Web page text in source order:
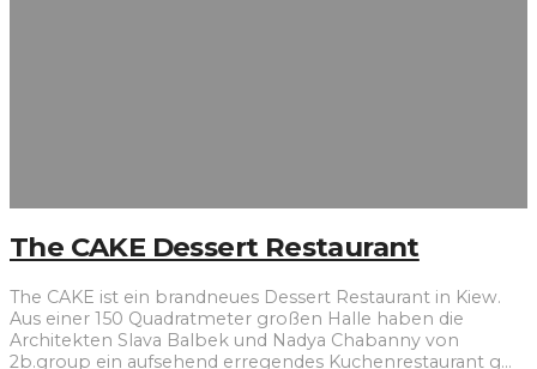
The CAKE Dessert Restaurant
The CAKE ist ein brandneues Dessert Restaurant in Kiew.
Aus einer 150 Quadratmeter großen Halle haben die
Architekten Slava Balbek und Nadya Chabanny von
2b.group ein aufsehend erregendes Kuchenrestaurant g...